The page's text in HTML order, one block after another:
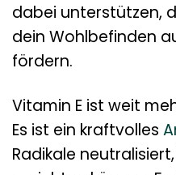
dabei unterstützen,
dein Wohlbefinden
fördern.
Vitamin E ist weit
Es ist ein kraftvolles
Radikale